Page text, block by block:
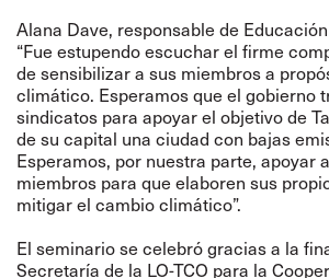
Alana Dave, responsable de
“Fue estupendo escuchar el firme
de sensibilizar a sus miembros a
climático. Esperamos que el gobierno
sindicatos para apoyar el objetivo de
de su capital una ciudad con bajas
Esperamos, por nuestra parte, apoyar
miembros para que elaboren sus
mitigar el cambio climático”.
El seminario se celebró gracias a la
Secretaría de la LO-TCO para la